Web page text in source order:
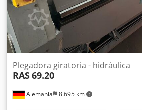
Alemania 8.695 km
Plegadora giratoria - hidráulica
RAS69.20